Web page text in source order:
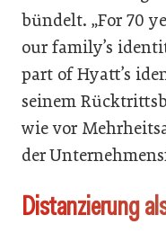
bündelt. „For 70
our family’s
part of Hyatt’s
seinem
wie vor
der
Distanzierung